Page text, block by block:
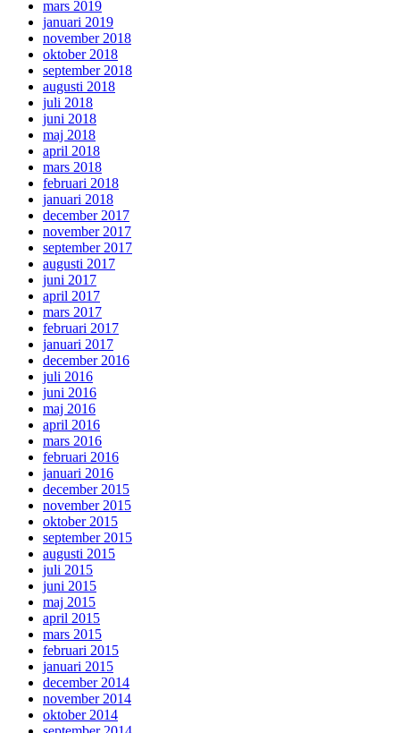
mars 2019
januari 2019
november 2018
oktober 2018
september 2018
augusti 2018
juli 2018
juni 2018
maj 2018
april 2018
mars 2018
februari 2018
januari 2018
december 2017
november 2017
september 2017
augusti 2017
juni 2017
april 2017
mars 2017
februari 2017
januari 2017
december 2016
juli 2016
juni 2016
maj 2016
april 2016
mars 2016
februari 2016
januari 2016
december 2015
november 2015
oktober 2015
september 2015
augusti 2015
juli 2015
juni 2015
maj 2015
april 2015
mars 2015
februari 2015
januari 2015
december 2014
november 2014
oktober 2014